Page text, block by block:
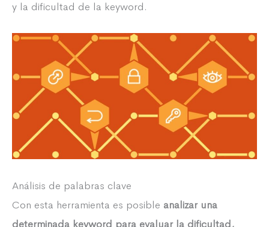
y la dificultad de la keyword.
Análisis de palabras clave
Con esta herramienta es posible analizar una
determinada keyword para evaluar la dificultad,